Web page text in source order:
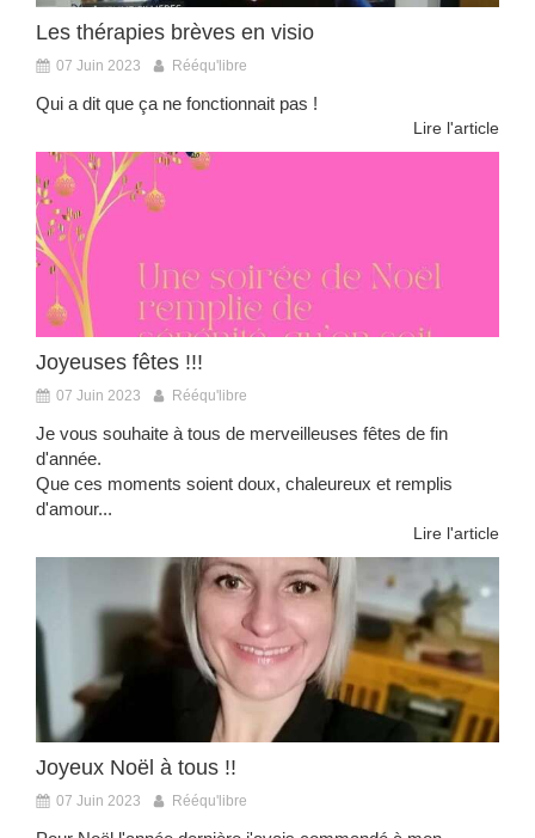
Les thérapies brèves en visio
07 Juin 2023 Rééqu'libre
Qui a dit que ça ne fonctionnait pas !
Lire l'article
Joyeuses fêtes !!!
07 Juin 2023 Rééqu'libre
Je vous souhaite à tous de merveilleuses fêtes de fin
d'année.
Que ces moments soient doux, chaleureux et remplis
d'amour...
Lire l'article
Joyeux Noël à tous !!
07 Juin 2023 Rééqu'libre